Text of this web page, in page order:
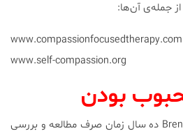
جمله‌ی آن‌ها:
www.self-compassion.org
بودن
دکتر جامعه شناس Brene Brown ده سال زمان صرف مطالعه و بررسی